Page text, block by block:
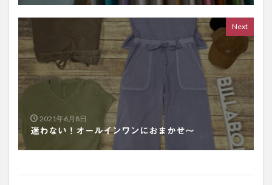
Next
2021年6月8日
迷わない！オールインワンにおまかせ〜